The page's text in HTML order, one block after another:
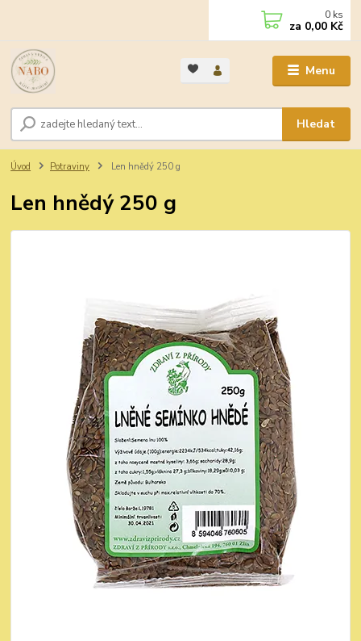
Menu
Hledat
0 ks
za 0,00 Kč
Úvod Potraviny Len hnědý 250 g
Len hnědý 250 g